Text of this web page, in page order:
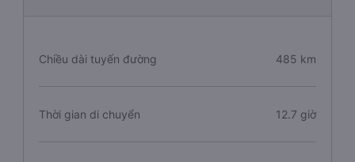
Chiều dài tuyến đường 485 km
Thời gian di chuyển 12.7 giờ